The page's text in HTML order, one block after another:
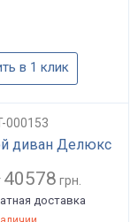
в 1 клик
000153
диван Делюкс
40578 грн.
доставка